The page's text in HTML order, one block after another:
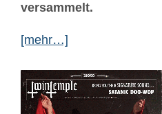
versammelt.
[mehr…]